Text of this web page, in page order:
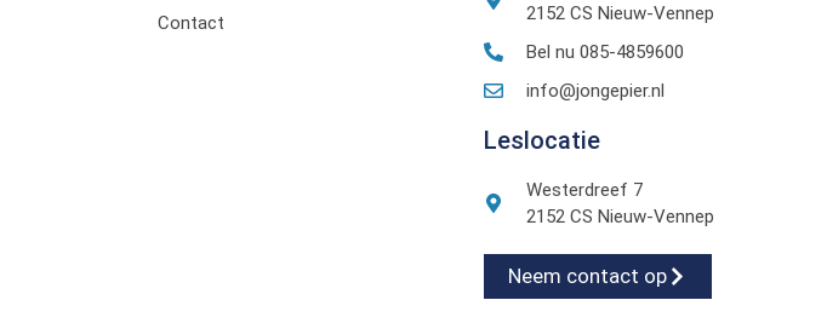
Contact
2152 CS Nieuw-Vennep
Bel nu 085-4859600
info@jongepier.nl
Leslocatie
Westerdreef 7
2152 CS Nieuw-Vennep
Neem contact op